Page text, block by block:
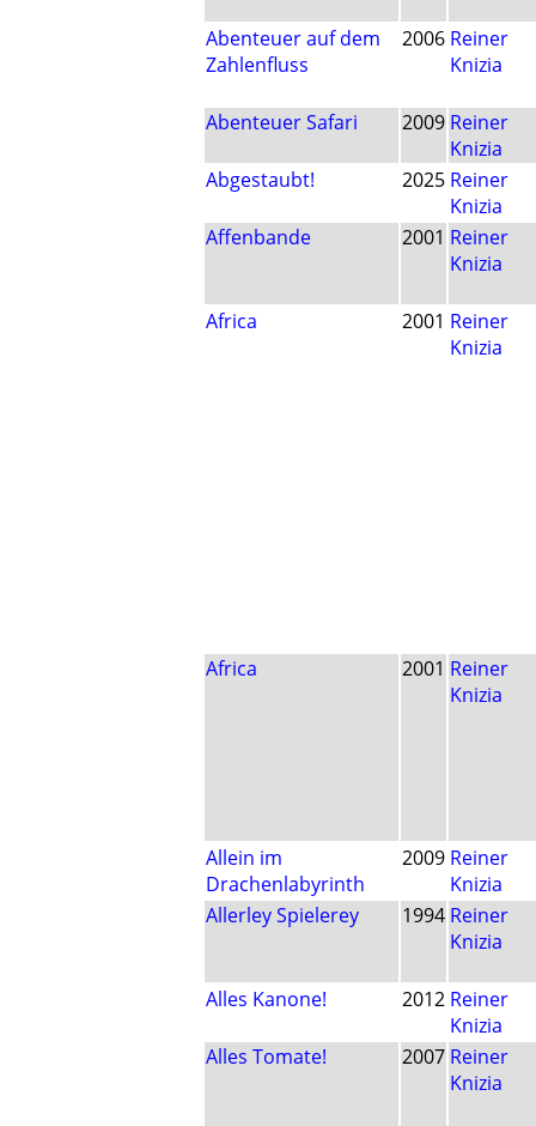
Abenteuer auf dem
Zahlenfluss
2006 Reiner
Knizia
Abenteuer Safari 2009 Reiner
Knizia
Abgestaubt!
2025 Reiner
Knizia
Affenbande
2001 Reiner
Knizia
Africa 2001 Reiner
Knizia
Africa 2001 Reiner
Knizia
Allein im
Drachenlabyrinth
2009 Reiner
Knizia
Allerley Spielerey
1994 Reiner
Knizia
Alles Kanone! 2012 Reiner
Knizia
Alles Tomate!
2007 Reiner
Knizia